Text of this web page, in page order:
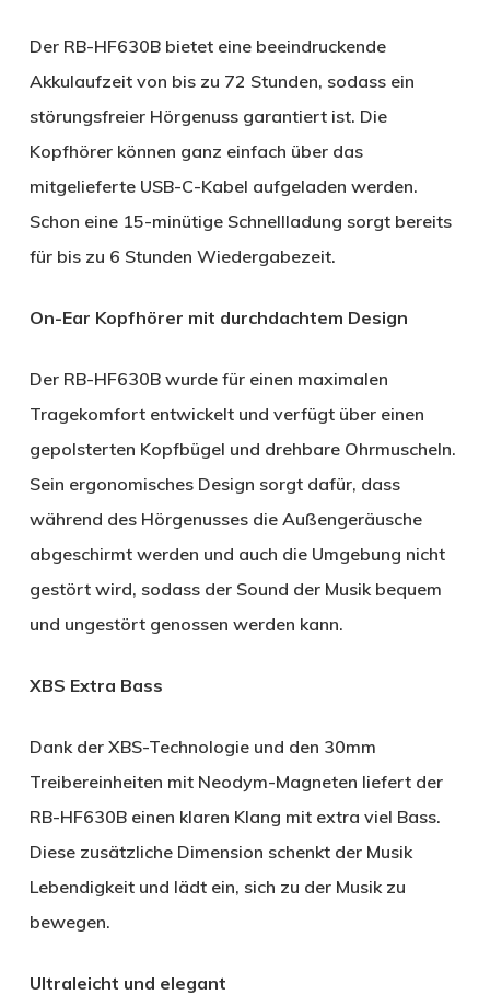
Der RB-HF630B bietet eine beeindruckende
Akkulaufzeit von bis zu 72 Stunden, sodass ein
störungsfreier Hörgenuss garantiert ist. Die
Kopfhörer können ganz einfach über das
mitgelieferte USB-C-Kabel aufgeladen werden.
Schon eine 15-minütige Schnellladung sorgt bereits
für bis zu 6 Stunden Wiedergabezeit.
On-Ear Kopfhörer mit durchdachtem Design
Der RB-HF630B wurde für einen maximalen
Tragekomfort entwickelt und verfügt über einen
gepolsterten Kopfbügel und drehbare Ohrmuscheln.
Sein ergonomisches Design sorgt dafür, dass
während des Hörgenusses die Außengeräusche
abgeschirmt werden und auch die Umgebung nicht
gestört wird, sodass der Sound der Musik bequem
und ungestört genossen werden kann.
XBS Extra Bass
Dank der XBS-Technologie und den 30mm
Treibereinheiten mit Neodym-Magneten liefert der
RB-HF630B einen klaren Klang mit extra viel Bass.
Diese zusätzliche Dimension schenkt der Musik
Lebendigkeit und lädt ein, sich zu der Musik zu
bewegen.
Ultraleicht und elegant